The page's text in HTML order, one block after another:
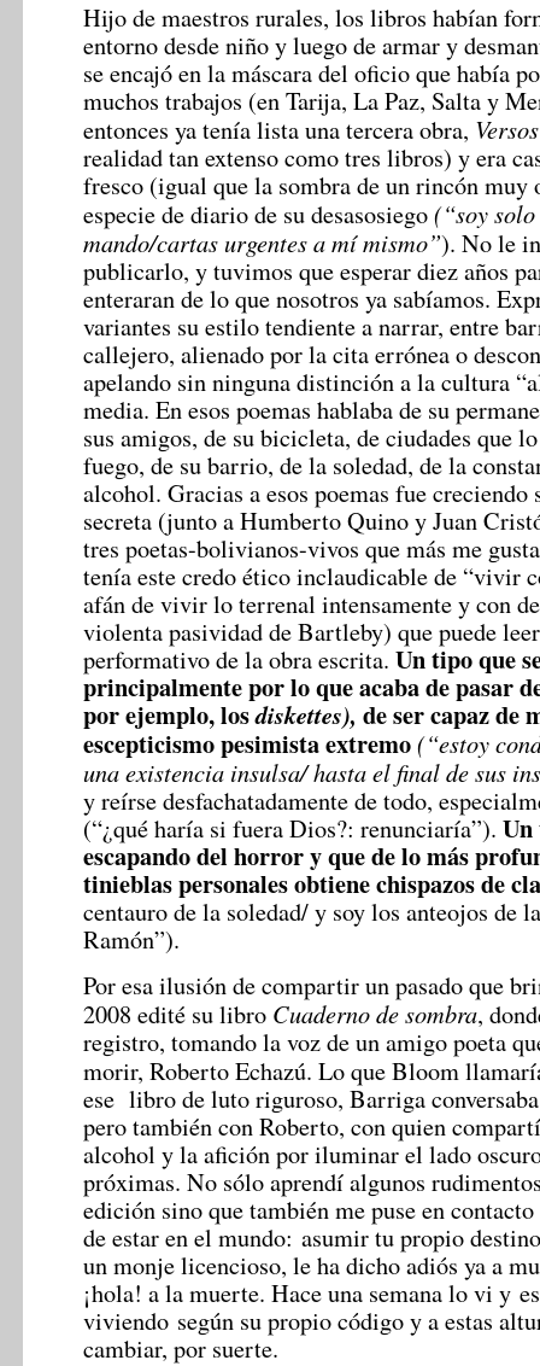
Hijo de maestros rurales, los libros habían
entorno desde niño y luego de armar y
se encajó en la máscara del oficio que había
muchos trabajos (en Tarija, La Paz, Salta y
entonces ya tenía lista una tercera obra,
realidad tan extenso como tres libros) y era
fresco (igual que la sombra de un rincón muy
especie de diario de su desasosiego(“soy
mando/cartas urgentes a mí mismo”). No le
publicarlo, y tuvimos que esperar diez años
enteraran de lo que nosotros ya sabíamos.
variantes su estilo tendiente a narrar, entre
callejero, alienado por la cita errónea o
apelando sin ninguna distinción a la cultura
media. En esos poemas hablaba de su
sus amigos, de su bicicleta, de ciudades que
fuego, de su barrio, de la soledad, de la
alcohol. Gracias a esos poemas fue creciendo
secreta (junto a Humberto Quino y Juan
tres poetas-bolivianos-vivos que más me
tenía este credo ético inclaudicable de “vivir
afán de vivir lo terrenal intensamente y con
violenta pasividad de Bartleby) que puede
performativo de la obra escrita. Un tipo que
principalmente por lo que acaba de pasar
por ejemplo, losdiskettes), de ser capaz de
escepticismo pesimista extremo(“estoy
una existencia insulsa/ hasta el final de sus
y reírse desfachatadamente de todo,
(“¿qué haría si fuera Dios?: renunciaría”). Un
escapando del horror y que de lo más
tinieblas personales obtiene chispazos de
centauro de la soledad/ y soy los anteojos de
Ramón”).
Por esa ilusión de compartir un pasado que
2008 edité su libro Cuaderno de sombra,
registro, tomando la voz de un amigo poeta
morir, Roberto Echazú. Lo que Bloom
ese libro de luto riguroso, Barriga
pero también con Roberto, con quien
alcohol y la afición por iluminar el lado
próximas. No sólo aprendí algunos
edición sino que también me puse en
de estar en el mundo: asumir tu propio
un monje licencioso, le ha dicho adiós ya a
¡hola! a la muerte. Hace una semana lo vi y
viviendo según su propio código y a estas
cambiar, por suerte.